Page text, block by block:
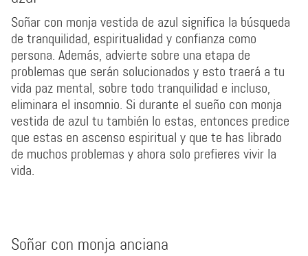
Soñar con monja vestida de azul significa la búsqueda
de tranquilidad, espiritualidad y confianza como
persona. Además, advierte sobre una etapa de
problemas que serán solucionados y esto traerá a tu
vida paz mental, sobre todo tranquilidad e incluso,
eliminara el insomnio. Si durante el sueño con monja
vestida de azul tu también lo estas, entonces predice
que estas en ascenso espiritual y que te has librado
de muchos problemas y ahora solo prefieres vivir la
vida.
Soñar con monja anciana